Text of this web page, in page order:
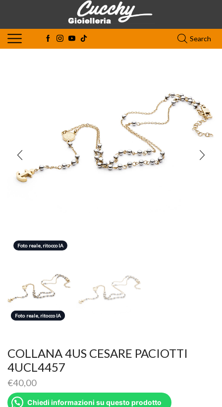
Search
Foto reale, ritocco IA
Foto reale, ritocco IA
Foto reale, ritocco IA
COLLANA 4US CESARE PACIOTTI
4UCL4457
€40,00
Chiedi informazioni su questo prodotto